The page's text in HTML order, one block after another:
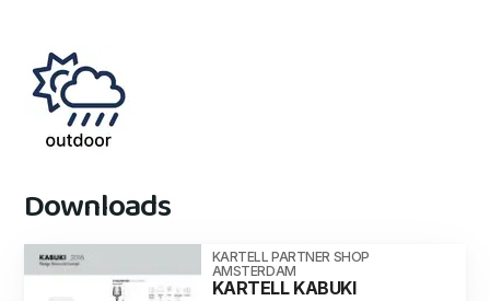
Downloads
KARTELL PARTNER SHOP
AMSTERDAM
KARTELL KABUKI